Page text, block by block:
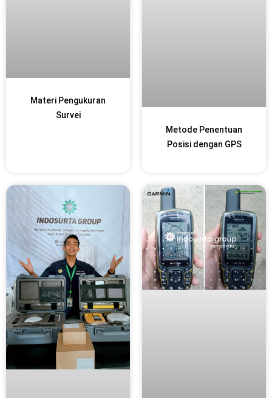
Materi Pengukuran
Survei
Metode Penentuan
Posisi dengan GPS